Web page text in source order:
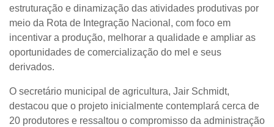
estruturação e dinamização das atividades produtivas por
meio da Rota de Integração Nacional, com foco em
incentivar a produção, melhorar a qualidade e ampliar as
oportunidades de comercialização do mel e seus
derivados.
O secretário municipal de agricultura, Jair Schmidt,
destacou que o projeto inicialmente contemplará cerca de
20 produtores e ressaltou o compromisso da administração